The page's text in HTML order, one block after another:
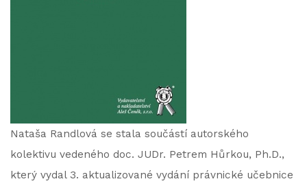
Nataša Randlová se stala součástí autorského
kolektivu vedeného doc. JUDr. Petrem Hůrkou, Ph.D.,
který vydal 3. aktualizované vydání právnické učebnice